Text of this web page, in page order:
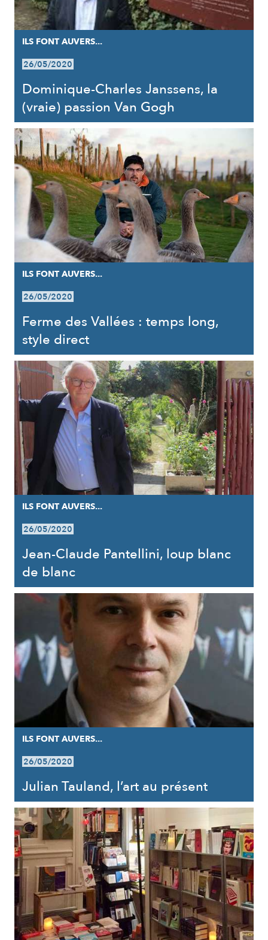
ILS FONT AUVERS...
26/05/2020
Dominique-Charles Janssens, la
(vraie) passion Van Gogh
ILS FONT AUVERS...
26/05/2020
Ferme des Vallées : temps long,
style direct
ILS FONT AUVERS...
26/05/2020
Jean-Claude Pantellini, loup blanc
de blanc
ILS FONT AUVERS...
26/05/2020
Julian Tauland, l’art au présent